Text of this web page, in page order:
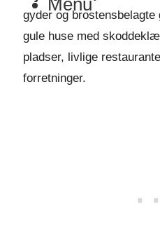
Menu
gyder og
gule huse med
pladser, livlige
forretninger.